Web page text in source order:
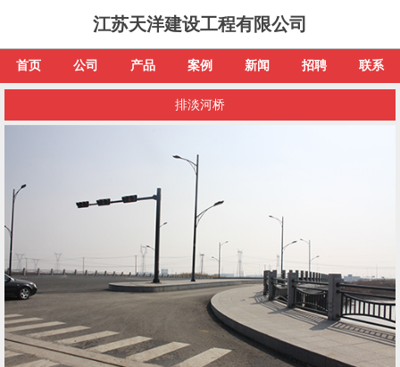
江苏天洋建设工程有限公司
首页 公司 产品 案例 新闻 招聘 联系
排淡河桥